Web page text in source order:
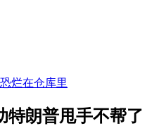
烂在仓库里
特朗普甩手不帮了